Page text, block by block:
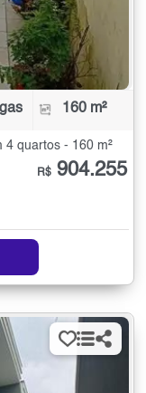
160 m²
4 quartos - 160 m²
R$ 904.255